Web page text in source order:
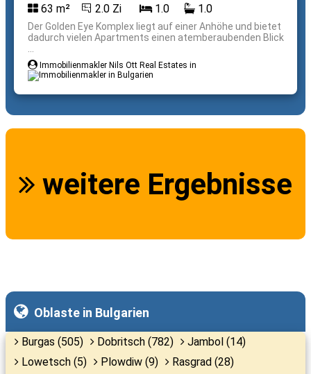
63 m²
2.0 Zi 1.0 1.0
Der Golden Eye Komplex liegt auf einer Anhöhe und bietet
dadurch vielen Apartments einen atemberaubenden Blick
Immobilienmakler Nils Ott Real Estates in
weitere Ergebnisse
Oblaste in Bulgarien
Burgas (505) Dobritsch (782)
Jambol (14)
Lowetsch (5)
Plowdiw (9)
Rasgrad (28)